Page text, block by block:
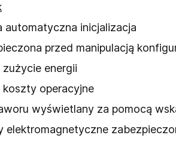
automatyczna inicjalizacja
przed manipulacją
zużycie energii
koszty operacyjne
wyświetlany za pomocą
elektromagnetyczne